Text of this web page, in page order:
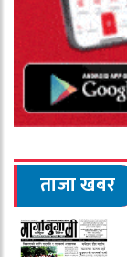
ताजा खबर